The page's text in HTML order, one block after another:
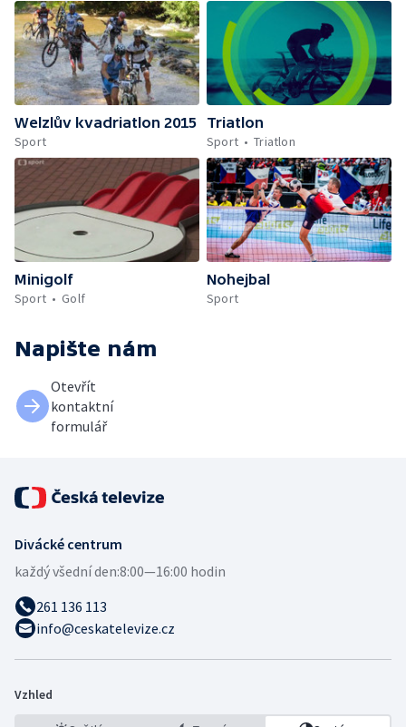
Welzlův kvadriatlon 2015
Sport
Triatlon
Sport
Triatlon
Minigolf
Sport
Golf
Nohejbal
Sport
Napište nám
Otevřít
kontaktní
formulář
Divácké centrum
každý všední den:8:00—16:00 hodin
261 136 113
info@ceskatelevize.cz
Vzhled